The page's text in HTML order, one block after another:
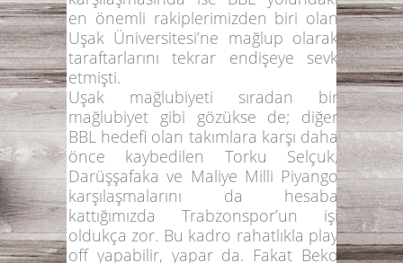
en önemli rakiplerimizden biri olan
Uşak Üniversitesi’ne mağlup olarak
taraftarlarını tekrar endişeye sevk
etmişti.
Uşak mağlubiyeti sıradan bir
mağlubiyet gibi gözükse de; diğer
BBL hedefi olan takımlara karşı daha
önce kaybedilen Torku Selçuk,
Darüşşafaka ve Maliye Milli Piyango
karşılaşmalarını da hesaba
kattığımızda Trabzonspor’un işi
oldukça zor. Bu kadro rahatlıkla play
off yapabilir, yapar da. Fakat Beko